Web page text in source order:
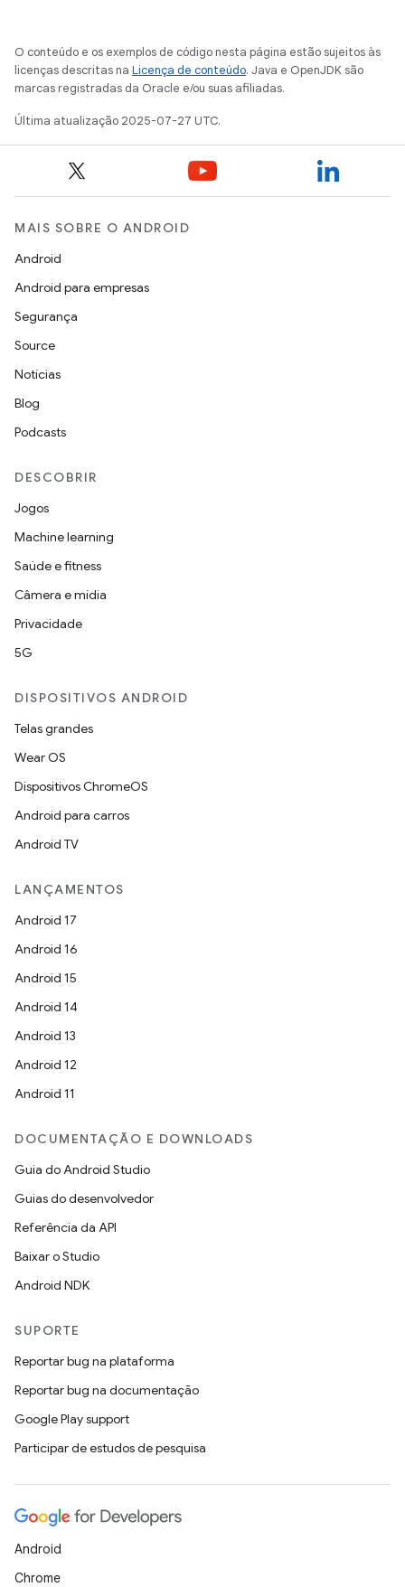
O conteúdo e os exemplos de código nesta página estão sujeitos às
licenças descritas na Licença de conteúdo. Java e OpenJDK são
marcas registradas da Oracle e/ou suas afiliadas.
Última atualização 2025-07-27 UTC.
MAIS SOBRE O ANDROID
Android
Android para empresas
Segurança
Source
Notícias
Blog
Podcasts
DESCOBRIR
Jogos
Machine learning
Saúde e fitness
Câmera e mídia
Privacidade
5G
DISPOSITIVOS ANDROID
Telas grandes
Wear OS
Dispositivos ChromeOS
Android para carros
Android TV
LANÇAMENTOS
Android 17
Android 16
Android 15
Android 14
Android 13
Android 12
Android 11
DOCUMENTAÇÃO E DOWNLOADS
Guia do Android Studio
Guias do desenvolvedor
Referência da API
Baixar o Studio
Android NDK
SUPORTE
Reportar bug na plataforma
Reportar bug na documentação
Google Play support
Participar de estudos de pesquisa
Android
Chrome